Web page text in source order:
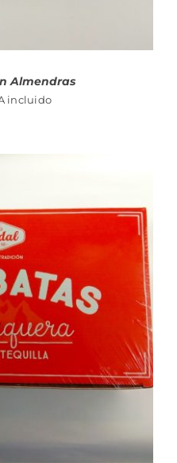
Almendras
incluido
/